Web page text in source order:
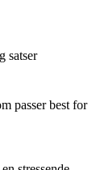
satser
passer best for